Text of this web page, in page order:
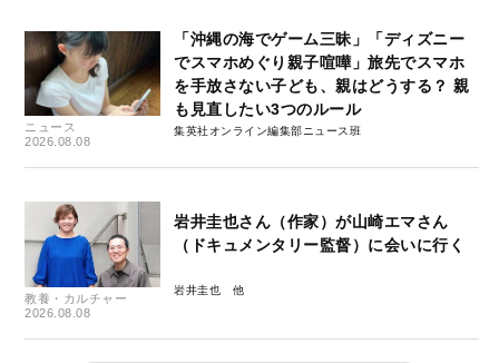
ニュース
2026.08.08
「沖縄の海でゲーム三昧」「ディズニー
でスマホめぐり親子喧嘩」旅先でスマホ
を手放さない子ども、親はどうする？ 親
も見直したい3つのルール
集英社オンライン編集部ニュース班
教養・カルチャー
2026.08.08
岩井圭也さん（作家）が山崎エマさん
（ドキュメンタリー監督）に会いに行く
岩井圭也